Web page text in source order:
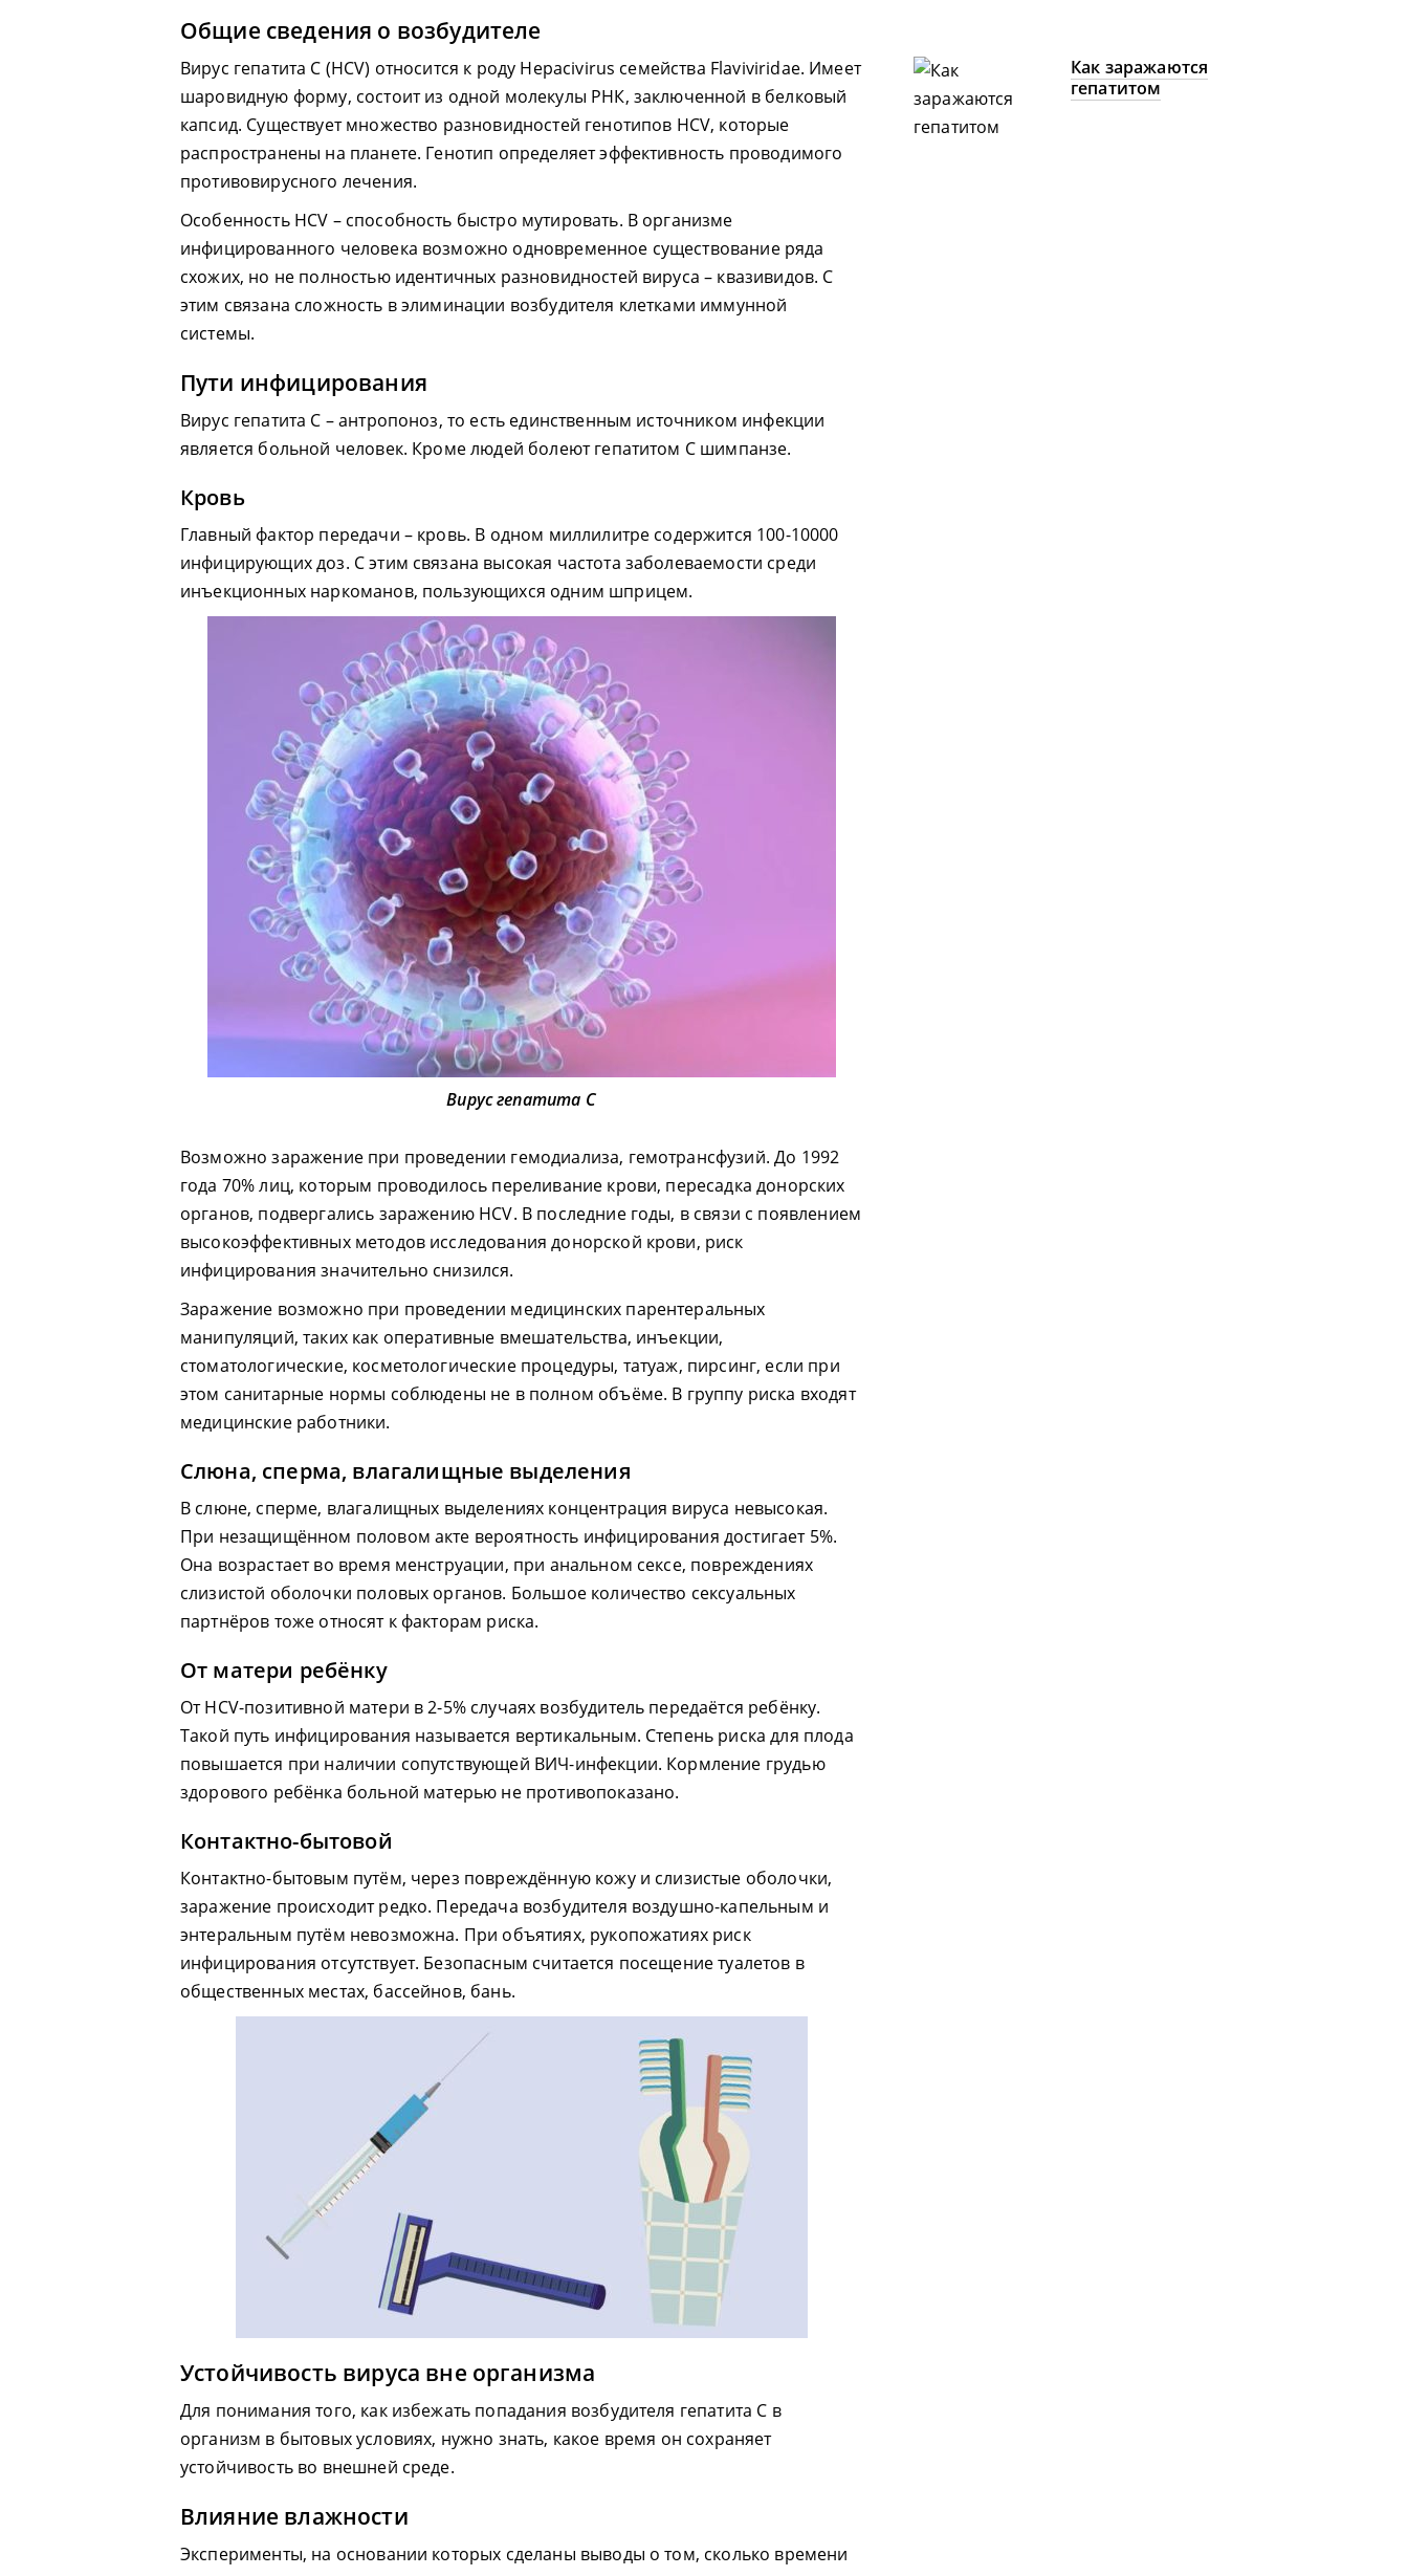
Общие сведения о возбудителе
Вирус гепатита С (HCV) относится к роду Hepacivirus семейства Flaviviridae. Имеет
шаровидную форму, состоит из одной молекулы РНК, заключенной в белковый
капсид. Существует множество разновидностей генотипов HCV, которые
распространены на планете. Генотип определяет эффективность проводимого
противовирусного лечения.
Особенность HCV – способность быстро мутировать. В организме
инфицированного человека возможно одновременное существование ряда
схожих, но не полностью идентичных разновидностей вируса – квазивидов. С
этим связана сложность в элиминации возбудителя клетками иммунной
системы.
Пути инфицирования
Вирус гепатита С – антропоноз, то есть единственным источником инфекции
является больной человек. Кроме людей болеют гепатитом С шимпанзе.
Кровь
Главный фактор передачи – кровь. В одном миллилитре содержится 100-10000
инфицирующих доз. С этим связана высокая частота заболеваемости среди
инъекционных наркоманов, пользующихся одним шприцем.
Вирус гепатита С
Возможно заражение при проведении гемодиализа, гемотрансфузий. До 1992
года 70% лиц, которым проводилось переливание крови, пересадка донорских
органов, подвергались заражению HCV. В последние годы, в связи с появлением
высокоэффективных методов исследования донорской крови, риск
инфицирования значительно снизился.
Заражение возможно при проведении медицинских парентеральных
манипуляций, таких как оперативные вмешательства, инъекции,
стоматологические, косметологические процедуры, татуаж, пирсинг, если при
этом санитарные нормы соблюдены не в полном объёме. В группу риска входят
медицинские работники.
Слюна, сперма, влагалищные выделения
В слюне, сперме, влагалищных выделениях концентрация вируса невысокая.
При незащищённом половом акте вероятность инфицирования достигает 5%.
Она возрастает во время менструации, при анальном сексе, повреждениях
слизистой оболочки половых органов. Большое количество сексуальных
партнёров тоже относят к факторам риска.
От матери ребёнку
От HCV-позитивной матери в 2-5% случаях возбудитель передаётся ребёнку.
Такой путь инфицирования называется вертикальным. Степень риска для плода
повышается при наличии сопутствующей ВИЧ-инфекции. Кормление грудью
здорового ребёнка больной матерью не противопоказано.
Контактно-бытовой
Контактно-бытовым путём, через повреждённую кожу и слизистые оболочки,
заражение происходит редко. Передача возбудителя воздушно-капельным и
энтеральным путём невозможна. При объятиях, рукопожатиях риск
инфицирования отсутствует. Безопасным считается посещение туалетов в
общественных местах, бассейнов, бань.
Устойчивость вируса вне организма
Для понимания того, как избежать попадания возбудителя гепатита С в
организм в бытовых условиях, нужно знать, какое время он сохраняет
устойчивость во внешней среде.
Влияние влажности
Эксперименты, на основании которых сделаны выводы о том, сколько времени
Как заражаются
гепатитом